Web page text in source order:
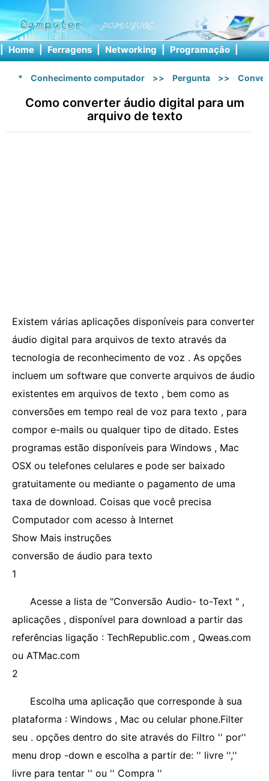
| Home | Ferragens | Networking | Programação |
* Conhecimento computador >> Pergunta >>
Como converter áudio digital para um
arquivo de texto
Existem várias aplicações disponíveis para converter
áudio digital para arquivos de texto através da
tecnologia de reconhecimento de voz . As opções
incluem um software que converte arquivos de áudio
existentes em arquivos de texto , bem como as
conversões em tempo real de voz para texto , para
compor e-mails ou qualquer tipo de ditado. Estes
programas estão disponíveis para Windows , Mac
OSX ou telefones celulares e pode ser baixado
gratuitamente ou mediante o pagamento de uma
taxa de download. Coisas que você precisa
Computador com acesso à Internet
Show Mais instruções
conversão de áudio para texto
1
Acesse a lista de "Conversão Audio- to-Text " ,
aplicações , disponível para download a partir das
referências ligação : TechRepublic.com , Qweas.com
ou ATMac.com
2
Escolha uma aplicação que corresponde à sua
plataforma : Windows , Mac ou celular phone.Filter
seu . opções dentro do site através do Filtro '' por''
menu drop -down e escolha a partir de: '' livre '',''
livre para tentar '' ou '' Compra ''